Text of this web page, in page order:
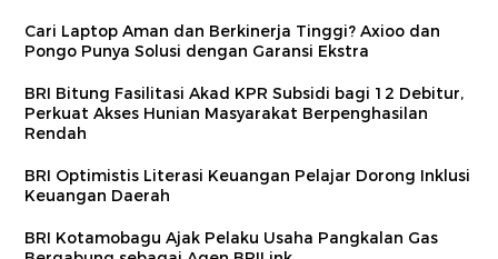
Cari Laptop Aman dan Berkinerja Tinggi? Axioo dan
Pongo Punya Solusi dengan Garansi Ekstra
BRI Bitung Fasilitasi Akad KPR Subsidi bagi 12 Debitur,
Perkuat Akses Hunian Masyarakat Berpenghasilan
Rendah
BRI Optimistis Literasi Keuangan Pelajar Dorong Inklusi
Keuangan Daerah
BRI Kotamobagu Ajak Pelaku Usaha Pangkalan Gas